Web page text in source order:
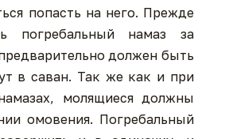
попасть на него. Прежде
погребальный намаз за
должен быть
в саван. Так же как и при
молящиеся должны
омовения. Погребальный